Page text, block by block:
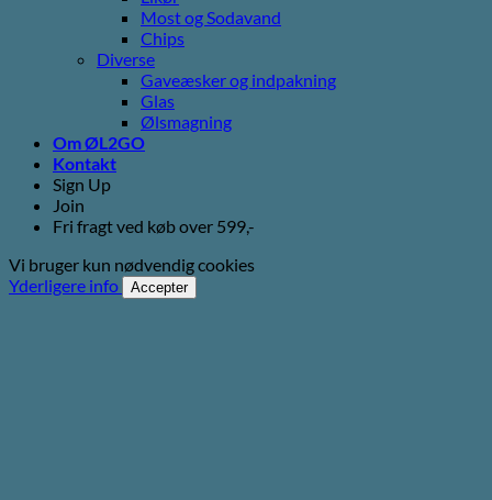
Most og Sodavand
Chips
Diverse
Gaveæsker og indpakning
Glas
Ølsmagning
Om ØL2GO
Kontakt
Sign Up
Join
Fri fragt ved køb over 599,-
Vi bruger kun nødvendig cookies
Yderligere info
Accepter